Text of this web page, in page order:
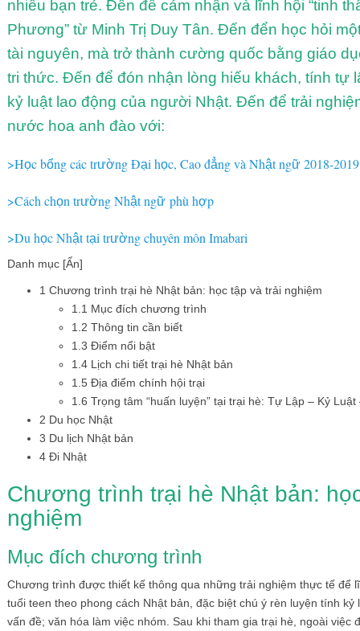
nhiều bạn trẻ. Đến để cảm nhận và lĩnh hội “tinh
Phương” từ Minh Trị Duy Tân. Đến đển học hỏi
tài nguyên, mà trở thành cường quốc bằng giáo
tri thức. Đến để đón nhận lòng hiếu khách, tính tự
kỷ luật lao động của người Nhật. Đến để trải
nước hoa anh đào với:
>Học bổng các trường Đại học, Cao đẳng và Nhật ngữ2018-2019
>Cách chọn trường Nhật ngữphù hợp
>Du học Nhật tại trường chuyên môn Imabari
Danh mục [Ẩn]
1 Chương trình trại hè Nhật bản: học tập và trải nghiệm
1.1 Mục đích chương trình
1.2 Thông tin cần biết
1.3 Điểm nổi bật
1.4Lịch chi tiết trại hè Nhật bản
1.5Địa điểm chính hội trại
1.6 Trọng tâm “huấn luyện” tại trại hè: Tự Lập – Kỷ
2 Du học Nhật
3 Du lịch Nhật bản
4Đi Nhật
Chương trình trại hè Nhật bản:
nghiệm
Mục đích chương trình
Chương trình được thiết kế thông qua những trải nghiệm thực tế để
tuổi teen theo phong cách Nhật bản, đặc biệt chú ý rèn luyện tính
vấn đề; văn hóa làm việc nhóm. Sau khi tham gia trại hè, ngoài việc